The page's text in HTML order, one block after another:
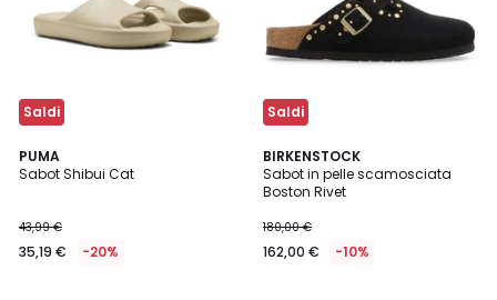
Saldi
PUMA
Sabot Shibui Cat
43,99 €
35,19 € -20%
2
Colori
Saldi
BIRKENSTOCK
Sabot in pelle scamosciata
Boston Rivet
180,00 €
162,00 € -10%
3
/
5